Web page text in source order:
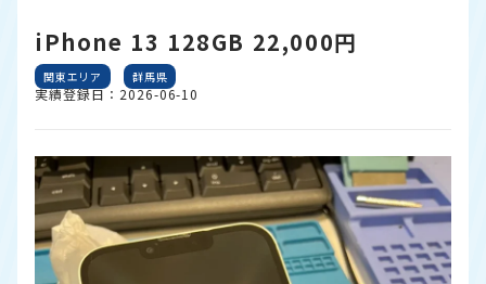
iPhone 13 128GB 22,000円
関東エリア 群馬県
実績登録日：2026-06-10